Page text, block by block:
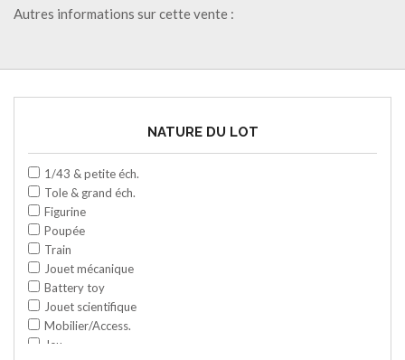
Autres informations sur cette vente :
NATURE DU LOT
1/43 & petite éch.
Tole & grand éch.
Figurine
Poupée
Train
Jouet mécanique
Battery toy
Jouet scientifique
Mobilier/Access.
Jeu